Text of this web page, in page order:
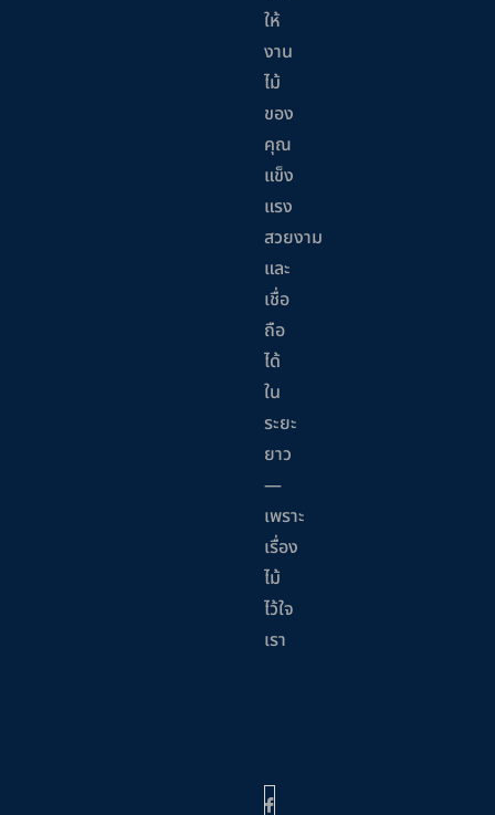
ให้
งาน
ไม้
ของ
คุณ
แข็ง
แรง
สวยงาม
และ
เชื่อ
ถือ
ได้
ใน
ระยะ
ยาว
—
เพราะ
เรื่อง
ไม้
ไว้ใจ
เรา